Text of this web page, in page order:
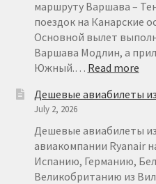
15
маршруту Варшава –
поездок на Канарские
Основной вылет
Варшава Модлин, а
Южный.… Read more:
НА
ИЗ
ОТ
€
Дешевые авиабилеты
July 2, 2026
Дешевые авиабилеты
авиакомпании Ryanair
Испанию, Германию,
Великобританию из